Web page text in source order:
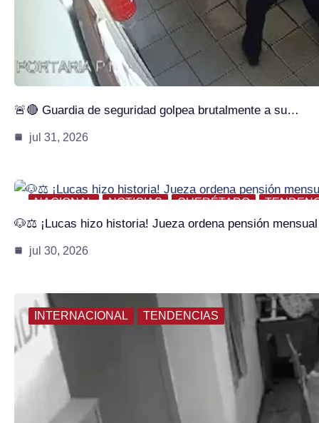
🚨🔴 Guardia de seguridad golpea brutalmente a su…
jul 31, 2026
NACIONAL NOTICIAS QUERÉTARO
🐶⚖️ ¡Lucas hizo historia! Jueza ordena pensión
jul 30, 2026
INTERNACIONAL TENDENCIAS